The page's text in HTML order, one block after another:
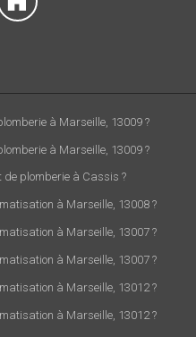
à Marseille, 13009 ?
à Marseille, 13009 ?
de plomberie à Cassis ?
à Marseille, 13008 ?
à Marseille, 13007 ?
à Marseille, 13007 ?
à Marseille, 13012 ?
à Marseille, 13012 ?